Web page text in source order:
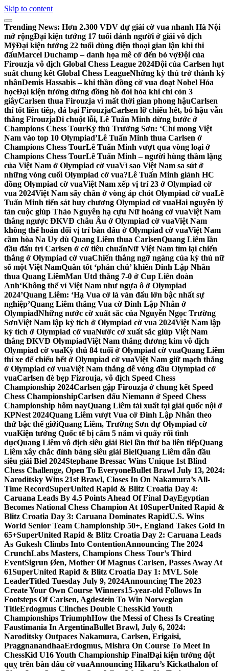
Skip to content
Trending News: Hơn 2.300 VĐV dự giải cờ vua nhanh Hà Nội
mở rộngĐại kiện tướng 17 tuổi đánh người ở giải vô địch
MỹĐại kiện tướng 22 tuổi dùng điện thoại gian lận khi thi
đấuMarcel Duchamp – danh họa mê cờ đến bỏ vợĐội của
Firouzja vô địch Global Chess League 2024Đội của Carlsen hụt
suất chung kết Global Chess LeagueNhững kỳ thủ trở thành kỳ
nhânDemis Hassabis – khi thần đồng cờ vua đoạt Nobel Hóa
họcĐại kiện tướng dừng đồng hồ đòi hòa khi chỉ còn 3
giâyCarlsen thua Firouzja vì mất thời gian phong hậuCarlsen
thí tốt liên tiếp, đả bại FirouzjaCarlsen lỡ chiếu hết, bỏ hậu vẫn
thắng FirouzjaDi chuột lỗi, Lê Tuấn Minh dừng bước ở
Champions Chess TourKỳ thủ Trường Sơn: ‘Chỉ mong Việt
Nam vào top 10 Olympiad’Lê Tuấn Minh thua Carlsen ở
Champions Chess TourLê Tuấn Minh vượt qua vòng loại ở
Champions Chess TourLê Tuấn Minh – người hùng thầm lặng
của Việt Nam ở Olympiad cờ vuaVì sao Việt Nam sa sút ở
những vòng cuối Olympiad cờ vua?Lê Tuấn Minh giành HC
đồng Olympiad cờ vuaViệt Nam xếp vị trí 23 ở Olympiad cờ
vua 2024Việt Nam sẩy chân ở vòng áp chót Olympiad cờ vuaLê
Tuấn Minh tiến sát huy chương Olympiad cờ vuaHai nguyên lý
tàn cuộc giúp Thảo Nguyên hạ cựu Nữ hoàng cờ vuaViệt Nam
thắng ngược ĐKVĐ châu Âu ở Olympiad cờ vuaViệt Nam
không thể hoán đổi vị trí bàn đấu ở Olympiad cờ vuaViệt Nam
cầm hòa Na Uy dù Quang Liêm thua CarlsenQuang Liêm lần
đầu đấu trí Carlsen ở cờ tiêu chuẩnNữ Việt Nam tìm lại chiến
thắng ở Olympiad cờ vuaChiến thắng ngỡ ngàng của kỳ thủ nữ
số một Việt NamQuân tốt ‘phản chủ’ khiến Đinh Lập Nhân
thua Quang LiêmMan Utd thắng 7-0 ở Cup Liên đoàn
Anh‘Không thể ví Việt Nam như ngựa ô ở Olympiad
2024’Quang Liêm: ‘Hạ Vua cờ là ván đấu lớn bậc nhất sự
nghiệp’Quang Liêm thắng Vua cờ Đinh Lập Nhân ở
OlympiadNhững nước cờ xuất sắc của Nguyễn Ngọc Trường
SơnViệt Nam lập kỳ tích ở Olympiad cờ vua 2024Việt Nam lập
kỳ tích ở Olympiad cờ vuaNước cờ xuất sắc giúp Việt Nam
thắng ĐKVĐ OlympiadViệt Nam thắng đương kim vô địch
Olympiad cờ vuaKỳ thủ 84 tuổi ở Olympiad cờ vuaQuang Liêm
thí xe để chiếu hết ở Olympiad cờ vuaViệt Nam giữ mạch thắng
ở Olympiad cờ vuaViệt Nam thắng dễ vòng đầu Olympiad cờ
vuaCarlsen đè bẹp Fizrouja, vô địch Speed Chess
Championship 2024Carlsen gặp Firouzja ở chung kết Speed
Chess ChampionshipCarlsen đấu Niemann ở Speed Chess
Championship hôm nayQuang Liêm tái xuất tại giải quốc nội ở
KPNest 2024Quang Liêm vượt Vua cờ Đinh Lập Nhân theo
thứ bậc thế giớiQuang Liêm, Trường Sơn dự Olympiad cờ
vuaKiện tướng Quốc tế bị cấm 5 năm vì quấy rối tình
dụcQuang Liêm vô địch siêu giải Biel lần thứ ba liên tiếpQuang
Liêm xây chắc đỉnh bảng siêu giải BielQuang Liêm dẫn đầu
siêu giải Biel 2024Stephane Bressac Wins Unique 1st Blind
Chess Challenge, Open To EveryoneBullet Brawl July 13, 2024:
Naroditsky Wins 21st Brawl, Closes In On Nakamura’s All-
Time RecordSuperUnited Rapid & Blitz Croatia Day 4:
Caruana Leads By 4.5 Points Ahead Of Final DayEgyptian
Becomes National Chess Champion At 10SuperUnited Rapid &
Blitz Croatia Day 3: Caruana Dominates RapidU.S. Wins
World Senior Team Championship 50+, England Takes Gold In
65+SuperUnited Rapid & Blitz Croatia Day 2: Caruana Leads
As Gukesh Climbs Into ContentionAnnouncing The 2024
CrunchLabs Masters, Champions Chess Tour’s Third
EventSigrun Øen, Mother Of Magnus Carlsen, Passes Away At
61SuperUnited Rapid & Blitz Croatia Day 1: MVL Sole
LeaderTitled Tuesday July 9, 2024Announcing The 2023
Create Your Own Course Winners15-year-old Follows In
Footsteps Of Carlsen, Agdestein To Win Norwegian
TitleErdogmus Clinches Double ChessKid Youth
Championships TriumphHow the Messi of Chess Is Creating
Faustimania In ArgentinaBullet Brawl, July 6, 2024:
Naroditsky Outpaces Nakamura, Carlsen, Erigaisi,
PraggnanandhaaErdogmus, Mishra On Course To Meet In
ChessKid U16 Youth Championship FinalĐại kiện tướng đột
quỵ trên bàn đấu cờ vuaAnnouncing Hikaru’s Kickathalon of